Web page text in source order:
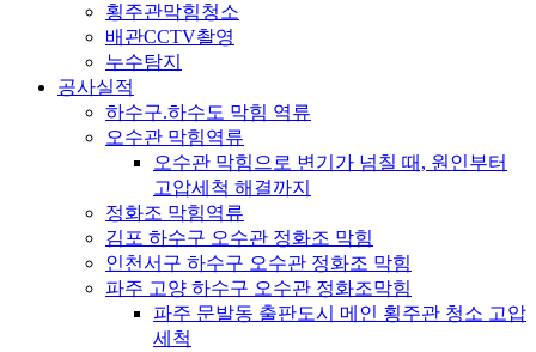
횡주관막힘청소
배관CCTV촬영
누수탐지
공사실적
하수구.하수도 막힘 역류
오수관 막힘역류
오수관 막힘으로 변기가 넘칠 때, 원인부터
고압세척 해결까지
정화조 막힘역류
김포 하수구 오수관 정화조 막힘
인천서구 하수구 오수관 정화조 막힘
파주 고양 하수구 오수관 정화조막힘
파주 문발동 출판도시 메인 횡주관 청소 고압
세척